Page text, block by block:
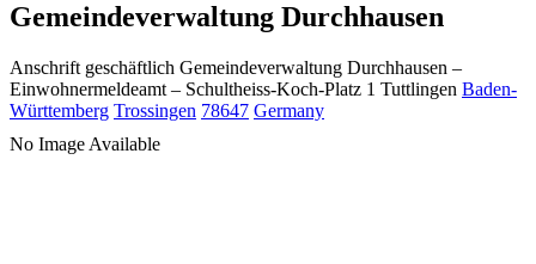
Gemeindeverwaltung Durchhausen
Anschrift geschäftlich Gemeindeverwaltung Durchhausen –
Einwohnermeldeamt – Schultheiss-Koch-Platz 1 Tuttlingen Baden-
Württemberg Trossingen 78647 Germany
No Image Available